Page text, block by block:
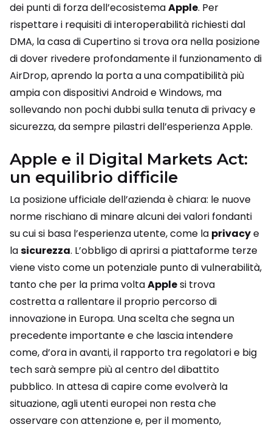
dei punti di forza dell’ecosistemaApple. Per
rispettare i requisiti di interoperabilità richiesti dal
DMA, la casa di Cupertino si trova ora nella posizione
di dover rivedere profondamente il funzionamento di
AirDrop, aprendo la porta a una compatibilità più
ampia con dispositivi Android e Windows, ma
sollevando non pochi dubbi sulla tenuta di privacy e
sicurezza, da sempre pilastri dell’esperienza Apple.
Apple e il Digital Markets Act:
un equilibrio difficile
La posizione ufficiale dell’azienda è chiara: le nuove
norme rischiano di minare alcuni dei valori fondanti
su cui si basa l’esperienza utente, come la privacye
lasicurezza. L’obbligo di aprirsi a piattaforme terze
viene visto come un potenziale punto di vulnerabilità,
tanto che per la prima voltaApplesi trova
costretta a rallentare il proprio percorso di
innovazione in Europa. Una scelta che segna un
precedente importante e che lascia intendere
come, d’ora in avanti, il rapporto tra regolatori e big
tech sarà sempre più al centro del dibattito
pubblico. In attesa di capire come evolverà la
situazione, agli utenti europei non resta che
osservare con attenzione e, per il momento,